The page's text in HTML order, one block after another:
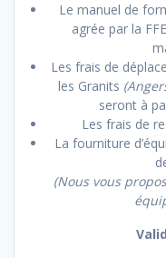
Le manuel de
agrée par la
Les frais de
les Granits
seront à
Les frais de
La fourniture
(Nous vous